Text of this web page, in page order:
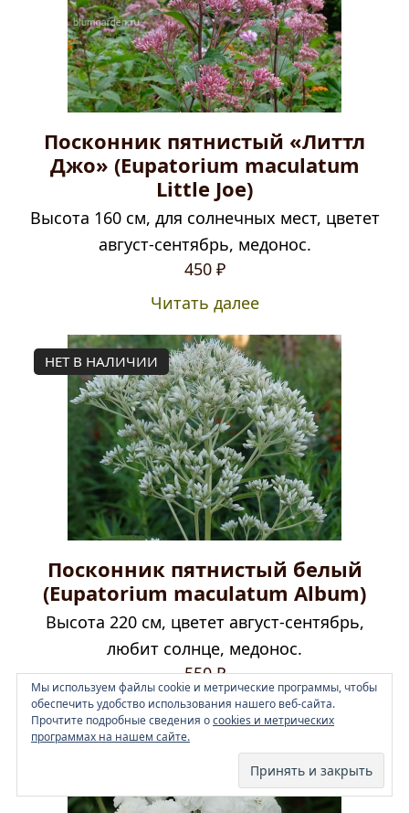
Посконник пятнистый «Литтл
Джо» (Eupatorium maculatum
Little Joe)
Высота 160 см, для солнечных мест, цветет
август-сентябрь, медонос.
450 ₽
Читать далее
НЕТ В НАЛИЧИИ
Посконник пятнистый белый
(Eupatorium maculatum Album)
Высота 220 см, цветет август-сентябрь,
любит солнце, медонос.
550₽
Читать далее
Мы используем файлы cookie и метрические программы, чтобы
обеспечить удобство использования нашего веб-сайта.
Прочтите подробные сведения оcookies и метрических
программах на нашем сайте.